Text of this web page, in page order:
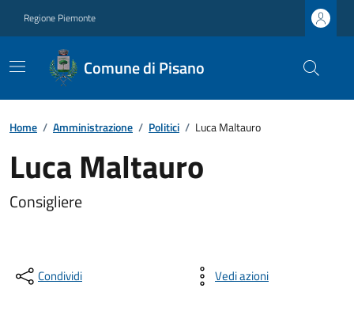
Regione Piemonte
Comune di Pisano
Home / Amministrazione / Politici / Luca Maltauro
Luca Maltauro
Consigliere
Condividi Vedi azioni